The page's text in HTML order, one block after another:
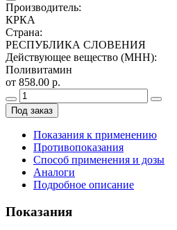
Производитель:
КРКА
Страна:
РЕСПУБЛИКА СЛОВЕНИЯ
Действующее вещество (МНН):
Поливитамин
от 858.00 р.
Под заказ
Показания к применению
Противопоказания
Способ применения и дозы
Аналоги
Подробное описание
Показания